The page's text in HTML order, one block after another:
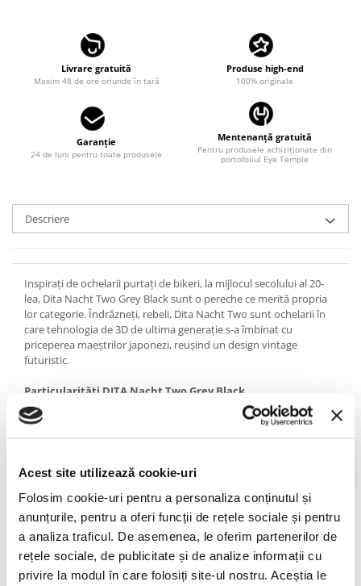
Acest site utilizează cookie-uri
Folosim cookie-uri pentru a personaliza conținutul și
anunțurile, pentru a oferi funcții de rețele sociale și pentru
a analiza traficul. De asemenea, le oferim partenerilor de
rețele sociale, de publicitate și de analize informații cu
privire la modul în care folosiți site-ul nostru. Aceștia le
MAYBACH
MONT BLANC
MYKITA
OLIVER PEOPLES
ORGREEN
PERSOL
PETER AND MAY
PRADA
RAY-BAN
SEEOO
STARCK
TIFFANY&CO
ZEAL
Livrare gratuită
Maxim 48 de ore oriunde în țară
Produse high-end
100% originale
Garanție
24 de luni pentru toate produsele
Mentenanță gratuită
Pentru produsele achiziționate din
portofoliul Eye Temple
Descriere
Inspirați de ochelarii purtați de bikeri, la mijlocul secolului al 20-
lea, Dita Nacht Two Grey Black sunt o pereche ce merită propria
lor categorie. Îndrăzneți, rebeli, Dita Nacht Two sunt ochelarii în
care tehnologia de 3D de ultima generație s-a îmbinat cu
priceperea maeștrilor japonezi, reușind un design vintage
futuristic.
Particularități DITA Nacht Two Grey Black
Brațele sunt realizate din titan placat cu aur, iar ramele create în
stilul motocicliștilor francezi din anii 60 sunt printate 3D. Finețea
DITA are o istorie de peste 25 de ani în domeniul opticii de top,
axându-se pe calitate și inovație, la cel mai înalt nivel. Staruri
precum Brad Pitt, Lady Gaga și Jamie Foxx fac parte dintre
vedetele îndrăgostite de acest brand american, axat pe
perfecționarea ochelarilor de soare și de vedere.